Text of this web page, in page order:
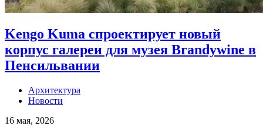
Kengo Kuma спроектирует новый
корпус галереи для музея Brandywine в
Пенсильвании
Архитектура
Новости
16 мая, 2026